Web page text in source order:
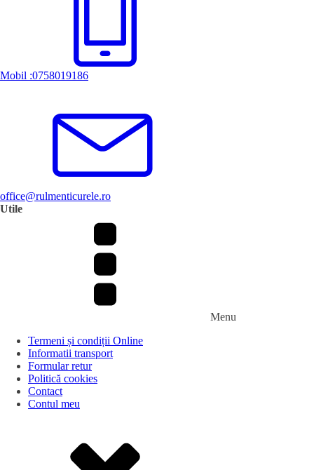
Mobil :0758019186
office@rulmenticurele.ro
Utile
Menu
Termeni și condiții Online
Informatii transport
Formular retur
Politică cookies
Contact
Contul meu